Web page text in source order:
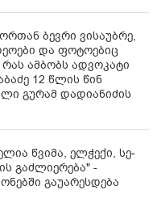
ბევრი ვისაუბრე,
და ფოტოებიც
ამბობს ადვოკატი
12 წლის წინ
გურამ დადიანიძის
წვიმა, ელ­ჭე­ქი, სე­
გაძ­ლი­ე­რე­ბა" -
გაუარესდება